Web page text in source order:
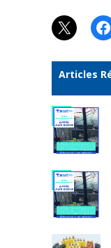
X
Articles